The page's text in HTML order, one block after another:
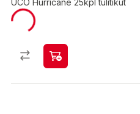
UCO Hurricane 25kpl tulitikut